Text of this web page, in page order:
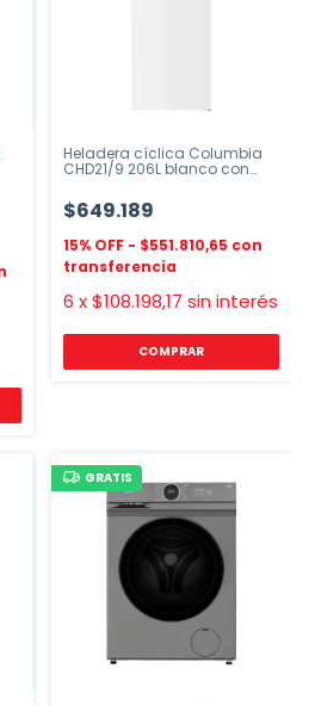
Heladera cíclica Columbia
CHD21/9 206L blanco con
$649.189
$551.810,65
6 x$108.198,17 sin interés
GRATIS